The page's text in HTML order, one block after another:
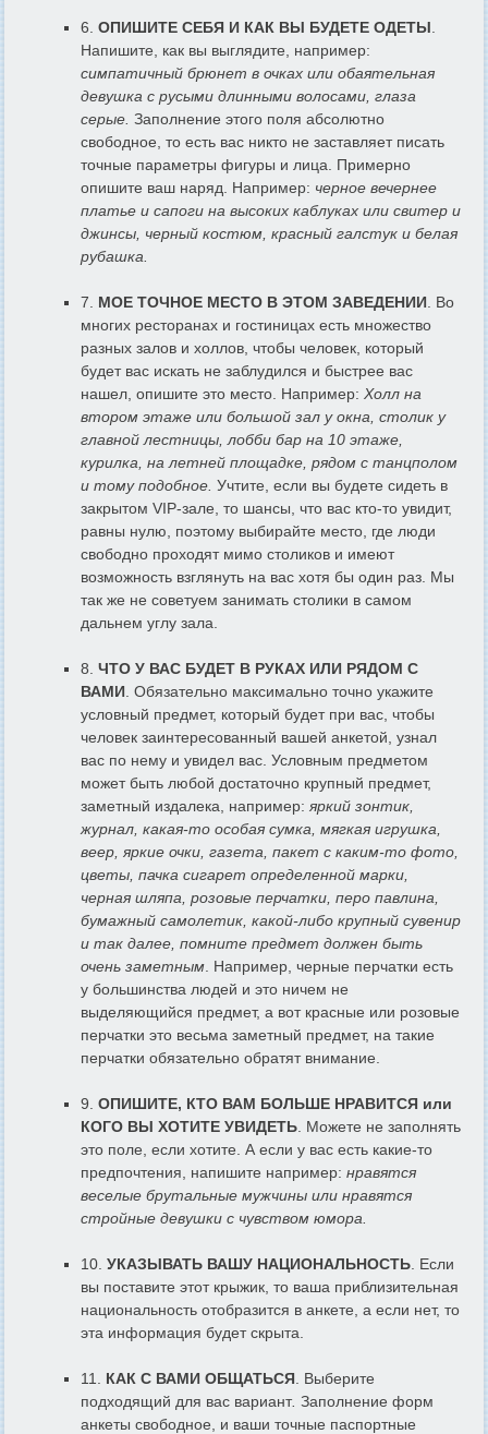
6. ОПИШИТЕ СЕБЯ И КАК ВЫ БУДЕТЕ ОДЕТЫ.
Напишите, как вы выглядите, например:
симпатичный брюнет в очках или обаятельная
девушка с русыми длинными волосами, глаза
серые. Заполнение этого поля абсолютно
свободное, то есть вас никто не заставляет писать
точные параметры фигуры и лица. Примерно
опишите ваш наряд. Например: черное вечернее
платье и сапоги на высоких каблуках или свитер и
джинсы, черный костюм, красный галстук и белая
рубашка.
7. МОЕ ТОЧНОЕ МЕСТО В ЭТОМ ЗАВЕДЕНИИ. Во
многих ресторанах и гостиницах есть множество
разных залов и холлов, чтобы человек, который
будет вас искать не заблудился и быстрее вас
нашел, опишите это место. Например: Холл на
втором этаже или большой зал у окна, столик у
главной лестницы, лобби бар на 10 этаже,
курилка, на летней площадке, рядом с танцполом
и тому подобное. Учтите, если вы будете сидеть в
закрытом VIP-зале, то шансы, что вас кто-то увидит,
равны нулю, поэтому выбирайте место, где люди
свободно проходят мимо столиков и имеют
возможность взглянуть на вас хотя бы один раз. Мы
так же не советуем занимать столики в самом
дальнем углу зала.
8. ЧТО У ВАС БУДЕТ В РУКАХ ИЛИ РЯДОМ С
ВАМИ. Обязательно максимально точно укажите
условный предмет, который будет при вас, чтобы
человек заинтересованный вашей анкетой, узнал
вас по нему и увидел вас. Условным предметом
может быть любой достаточно крупный предмет,
заметный издалека, например: яркий зонтик,
журнал, какая-то особая сумка, мягкая игрушка,
веер, яркие очки, газета, пакет с каким-то фото,
цветы, пачка сигарет определенной марки,
черная шляпа, розовые перчатки, перо павлина,
бумажный самолетик, какой-либо крупный сувенир
и так далее, помните предмет должен быть
очень заметным. Например, черные перчатки есть
у большинства людей и это ничем не
выделяющийся предмет, а вот красные или розовые
перчатки это весьма заметный предмет, на такие
перчатки обязательно обратят внимание.
9. ОПИШИТЕ, КТО ВАМ БОЛЬШЕ НРАВИТСЯ или
КОГО ВЫ ХОТИТЕ УВИДЕТЬ. Можете не заполнять
это поле, если хотите. А если у вас есть какие-то
предпочтения, напишите например: нравятся
веселые брутальные мужчины или нравятся
стройные девушки с чувством юмора.
10. УКАЗЫВАТЬ ВАШУ НАЦИОНАЛЬНОСТЬ. Если
вы поставите этот крыжик, то ваша приблизительная
национальность отобразится в анкете, а если нет, то
эта информация будет скрыта.
11. КАК С ВАМИ ОБЩАТЬСЯ. Выберите
подходящий для вас вариант. Заполнение форм
анкеты свободное, и ваши точные паспортные